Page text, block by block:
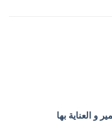
و العناية بها